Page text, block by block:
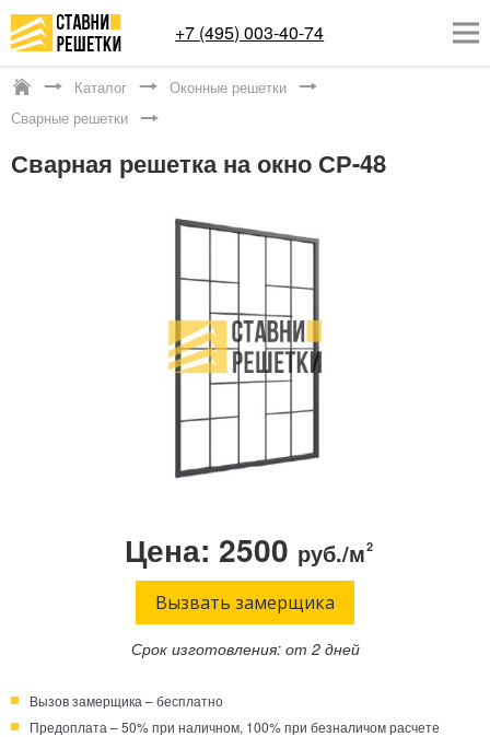
+7 (495) 003-40-74
СТАВНИ НА ОКНА
Заказать обратный звонок
+7 (495) 003-40-74 Круглосуточно!
Каталог
Оконные решетки
Сварные решетки
Сварная решетка на окно СР-48
Цена: 2500 руб./м2
Вызвать замерщика
Срок изготовления: от 2 дней
Вызов замерщика – бесплатно
Предоплата – 50% при наличном, 100% при безналичом расчете